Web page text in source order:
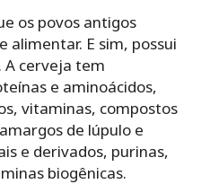
os povos antigos
alimentar. E sim, possui
cerveja tem
e aminoácidos,
vitaminas, compostos
de lúpulo e
e derivados, purinas,
biogênicas.